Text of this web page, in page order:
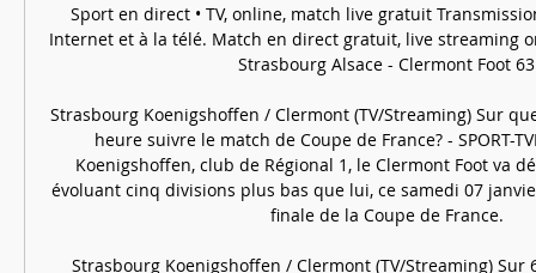
Sport en direct • TV, online, match live gratuit
Internet et à la télé. Match en direct gratuit, live streaming
Strasbourg Alsace - Clermont Foot
Strasbourg Koenigshoffen / Clermont (TV/Streaming) Sur
heure suivre le match de Coupe de France? - SPORT-
Koenigshoffen, club de Régional 1, le Clermont Foot va
évoluant cinq divisions plus bas que lui, ce samedi 07
finale de la Coupe de France.
Strasbourg Koenigshoffen / Clermont (TV/Streaming) Sur